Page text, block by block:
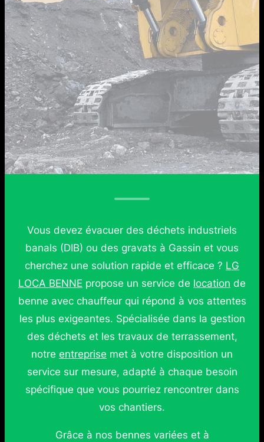
Vous devez évacuer des déchets industriels
banals (DIB) ou des gravats à Gassin et vous
cherchez une solution rapide et efficace ? LG
LOCA BENNE propose un service de location de
benne avec chauffeur qui répond à vos attentes
les plus exigeantes. Spécialisée dans la gestion
des déchets et les travaux de terrassement,
notre entreprise met à votre disposition un
service sur mesure, adapté à chaque besoin
spécifique que vous pourriez rencontrer dans
vos chantiers.
Grâce à nos bennes variées et à